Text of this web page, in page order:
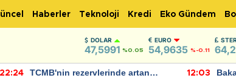
Haberler Teknoloji Kredi Eko Gündem
DOLAR
47,5991 %0.05
EURO
54,9635 %-0.11
22:24
TCMB'nin rezervlerinde artan
12:03